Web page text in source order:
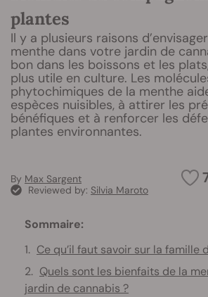
plantes
Il y a plusieurs raisons
menthe dans votre jardin de
bon dans les boissons et les
plus utile en culture. Les
phytochimiques de la menthe
espèces nuisibles, à attirer les
bénéfiques et à renforcer les
plantes environnantes.
By Max Sargent
Reviewed by: Silvia Maroto
Sommaire:
Ce qu’il faut savoir sur la famille
Quels sont les bienfaits de la
jardin de cannabis ?